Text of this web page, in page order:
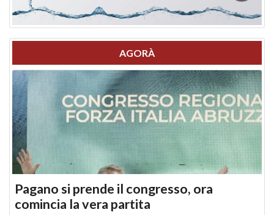
AGORÀ
Pagano si prende il congresso, ora
comincia la vera partita